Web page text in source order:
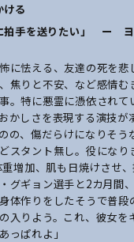
ける
拍手を送りたい」 ー
に怯える、友達の死を
焦りと不安、など感情む
。特に悪霊に憑依されて
かしさを表現する演技が
の、傷だらけになりそう
スタント無し。役になり
増加、肌も日焼けさせ
グギョン選手と2カ月間
体作りをしたそうで普段
入りよう。これ、彼女を
っぱれよ」